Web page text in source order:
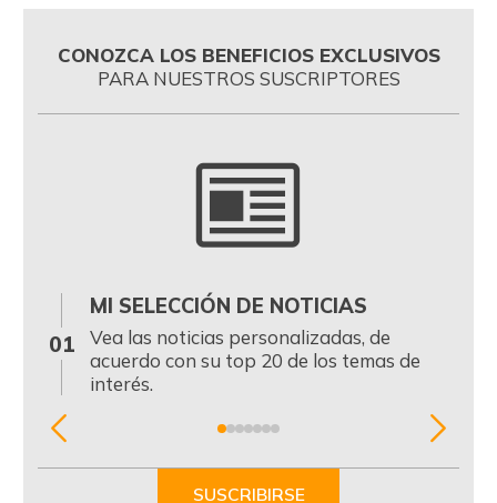
CONOZCA LOS BENEFICIOS EXCLUSIVOS
PARA NUESTROS SUSCRIPTORES
01
MI SELECCIÓN DE NOTICIAS
Vea las noticias personalizadas, de
acuerdo con su top 20 de los temas de
interés.
Item
SUSCRIBIRSE